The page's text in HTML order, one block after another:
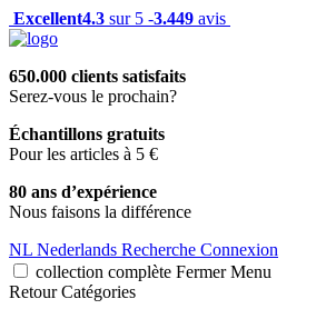
Excellent4.3 sur 5 -3.449 avis
650.000 clients satisfaits
Serez-vous le prochain?
Échantillons gratuits
Pour les articles à 5 €
80 ans d’expérience
Nous faisons la différence
NL Nederlands Recherche Connexion
collection complète Fermer Menu
Retour Catégories